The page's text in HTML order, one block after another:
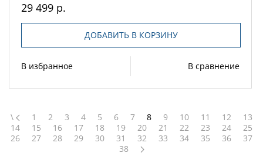
29 499 р.
ДОБАВИТЬ В КОРЗИНУ
В избранное В сравнение
\ 1 2 3 4 5 6 7 8 9 10 11 12
13
14
15 16 17 18 19 20 21 22 23 24
25
26
27 28 29 30 31 32 33 34 35 36
37
38